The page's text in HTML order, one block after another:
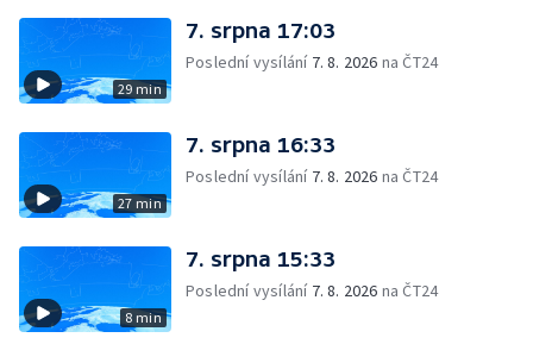
29 min
7. srpna 17:03
Poslední vysílání 7. 8. 2026 na ČT24
27 min
7. srpna 16:33
Poslední vysílání 7. 8. 2026 na ČT24
8 min
7. srpna 15:33
Poslední vysílání 7. 8. 2026 na ČT24